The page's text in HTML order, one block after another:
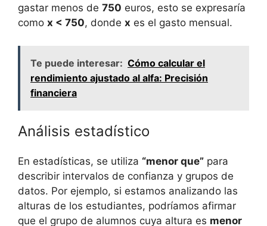
gastar menos de 750 euros, esto se expresaría
como x < 750, donde x es el gasto mensual.
Te puede interesar: Cómo calcular el
rendimiento ajustado al alfa: Precisión
financiera
Análisis estadístico
En estadísticas, se utiliza “menor que” para
describir intervalos de confianza y grupos de
datos. Por ejemplo, si estamos analizando las
alturas de los estudiantes, podríamos afirmar
que el grupo de alumnos cuya altura es menor